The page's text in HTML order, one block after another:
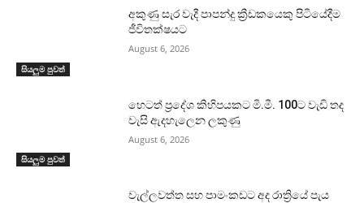
සියලුම පුවත්
අකුණු සැර වැදී පාපන්දු ක්‍රීඩකයෙකු පිටියේදීම
ජීවිතක්ෂයට
August 6, 2026
සියලුම පුවත්
හෙටත් ප්‍රදේශ කිහිපයකට මි.මී. 100ට වැඩි තද
වැසි ඇදහැලෙන ලකුණු
August 6, 2026
වැල්ලවත්ත සහ පාමංකඩට අද රාත්‍රියේ පැය